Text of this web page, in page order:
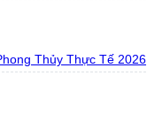
Thủy Thực Tế 2026